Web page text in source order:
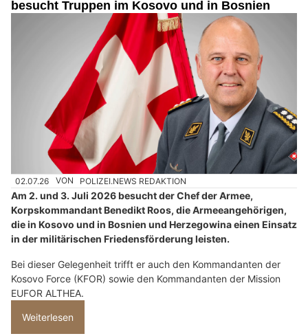
besucht Truppen im Kosovo und in Bosnien
02.07.26 VON POLIZEI.NEWS REDAKTION
Am 2. und 3. Juli 2026 besucht der Chef der Armee,
Korpskommandant Benedikt Roos, die Armeeangehörigen,
die in Kosovo und in Bosnien und Herzegowina einen Einsatz
in der militärischen Friedensförderung leisten.
Bei dieser Gelegenheit trifft er auch den Kommandanten der
Kosovo Force (KFOR) sowie den Kommandanten der Mission
EUFOR ALTHEA.
Weiterlesen